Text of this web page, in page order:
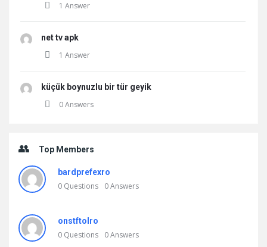
1 Answer
net tv apk
1 Answer
küçük boynuzlu bir tür geyik
0 Answers
Top Members
bardprefexro
0 Questions 0Answers
onstftolro
0 Questions 0Answers